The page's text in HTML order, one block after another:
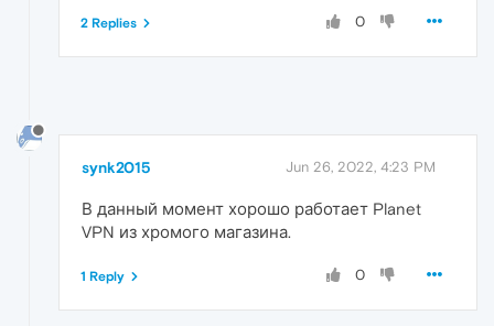
0
2 Replies
synk2015 Jun 26, 2022, 4:23 PM
В данный момент хорошо работает Planet
VPN из хромого магазина.
0
1 Reply